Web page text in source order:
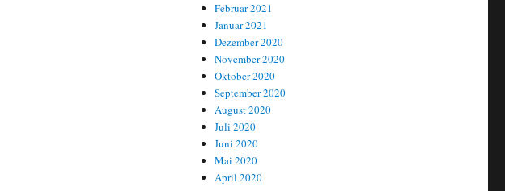
Februar 2021
Januar 2021
Dezember 2020
November 2020
Oktober 2020
September 2020
August 2020
Juli 2020
Juni 2020
Mai 2020
April 2020